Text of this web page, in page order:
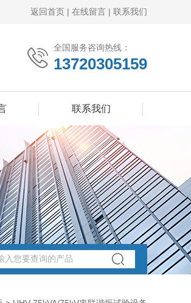
返回首页 | 在线留言 | 联系我们
全国服务咨询热线：
13720305159
联系我们